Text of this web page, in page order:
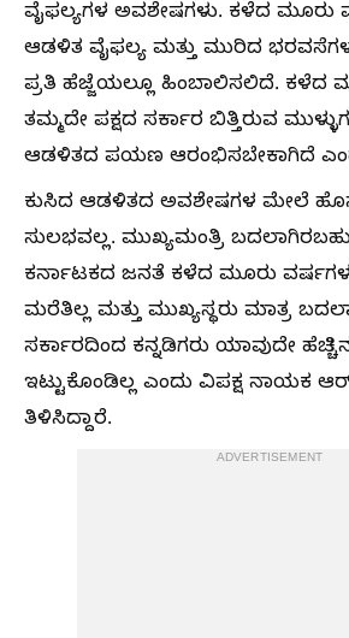
ವೈಫಲ್ಯಗಳ ಅವಶೇಷಗಳು. ಕಳೆದ ಮೂರು
ಆಡಳಿತ ವೈಫಲ್ಯ ಮತ್ತು ಮುರಿದ
ಪ್ರತಿ ಹೆಜ್ಜೆಯಲ್ಲೂ ಹಿಂಬಾಲಿಸಲಿದೆ. ಕಳೆದ
ತಮ್ಮದೇ ಪಕ್ಷದ ಸರ್ಕಾರ ಬಿತ್ತಿರುವ
ಆಡಳಿತದ ಪಯಣ ಆರಂಭಿಸಬೇಕಾಗಿದೆ
ಕುಸಿದ ಆಡಳಿತದ ಅವಶೇಷಗಳ ಮೇಲೆ ಹೊಸ
ಸುಲಭವಲ್ಲ. ಮುಖ್ಯಮಂತ್ರಿ
ಕರ್ನಾಟಕದ ಜನತೆ ಕಳೆದ ಮೂರು ವರ್ಷಗಳ
ಮರೆತಿಲ್ಲ ಮತ್ತು ಮುಖ್ಯಸ್ಥರು ಮಾತ್ರ
ಸರ್ಕಾರದಿಂದ ಕನ್ನಡಿಗರು ಯಾವುದೇ
ಇಟ್ಟುಕೊಂಡಿಲ್ಲ ಎಂದು ವಿಪಕ್ಷ ನಾಯಕ
ತಿಳಿಸಿದ್ದಾರೆ.
ADVERTISEMENT